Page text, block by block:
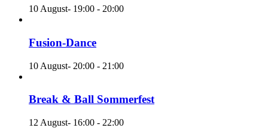
10 August- 19:00 - 20:00
Fusion-Dance
10 August- 20:00 - 21:00
Break & Ball Sommerfest
12 August- 16:00 - 22:00